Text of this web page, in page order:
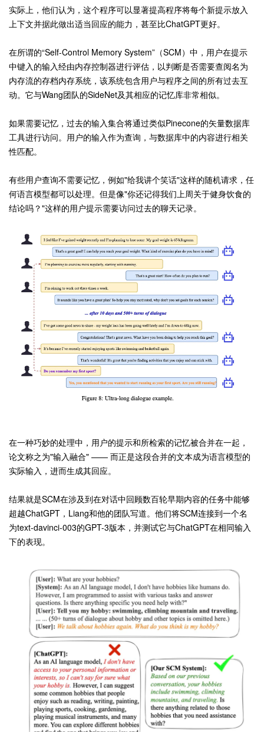
实际上，他们认为，这个程序可以显著提高程序将每个新提示放入
上下文并据此做出适当回应的能力，甚至比ChatGPT更好。
在所谓的“Self-Control Memory System”（SCM）中，用户在提示
中键入的输入经由内存控制器进行评估，以判断是否需要查阅名为
内存流的存档内存系统，该系统包含用户与程序之间的所有过去互
动。它与Wang团队的SideNet及其相应的记忆库非常相似。
如果需要记忆，过去的输入集合将通过类似Pinecone的矢量数据库
工具进行访问。用户的输入作为查询，与数据库中的内容进行相关
性匹配。
有些用户查询不需要记忆，例如"给我讲个笑话"这样的随机请求，任
何语言模型都可以处理。但是像"你还记得我们上周关于健身饮食的
结论吗？"这样的用户提示需要访问过去的聊天记录。
在一种巧妙的处理中，用户的提示和所检索的记忆被合并在一起，
论文称之为"输入融合" —— 而正是这段合并的文本成为语言模型的
实际输入，进而生成其回应。
结果就是SCM在涉及到在对话中回顾数百轮早期内容的任务中能够
超越ChatGPT，Liang和他的团队写道。他们将SCM连接到一个名
为text-davinci-003的GPT-3版本，并测试它与ChatGPT在相同输入
下的表现。